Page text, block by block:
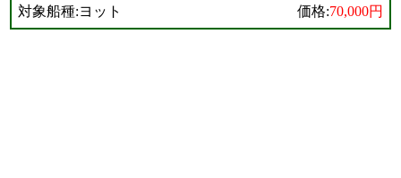
対象船種:ヨット 価格:70,000円